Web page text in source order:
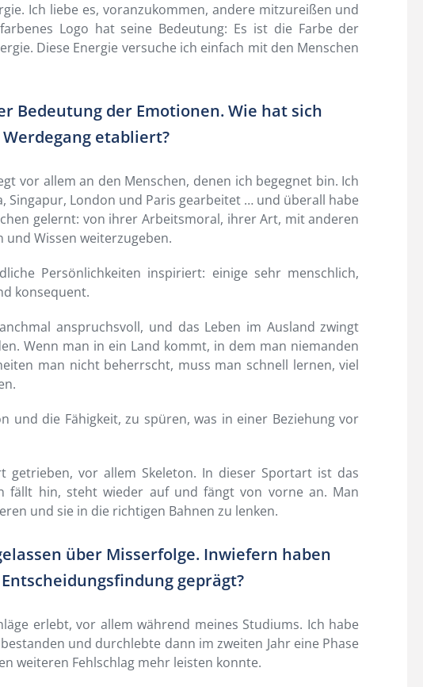
Ich liebe es, voranzukommen, andere mitzureißen und
Logo hat seine Bedeutung: Es ist die Farbe der
Diese Energie versuche ich einfach mit den Menschen
Bedeutung der Emotionen. Wie hat sich
etabliert?
vor allem an den Menschen, denen ich begegnet bin. Ich
Singapur, London und Paris gearbeitet … und überall habe
gelernt: von ihrer Arbeitsmoral, ihrer Art, mit anderen
und Wissen weiterzugeben.
Persönlichkeiten inspiriert: einige sehr menschlich,
konsequent.
anspruchsvoll, und das Leben im Ausland zwingt
Wenn man in ein Land kommt, in dem man niemanden
man nicht beherrscht, muss man schnell lernen, viel
und die Fähigkeit, zu spüren, was in einer Beziehung vor
getrieben, vor allem Skeleton. In dieser Sportart ist das
fällt hin, steht wieder auf und fängt von vorne an. Man
und sie in die richtigen Bahnen zu lenken.
über Misserfolge. Inwiefern haben
geprägt?
erlebt, vor allem während meines Studiums. Ich habe
und durchlebte dann im zweiten Jahr eine Phase
weiteren Fehlschlag mehr leisten konnte.